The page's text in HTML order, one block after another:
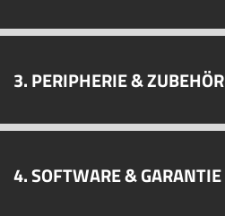
3. PERIPHERIE & ZUBEHÖR
4. SOFTWARE & GARANTIE